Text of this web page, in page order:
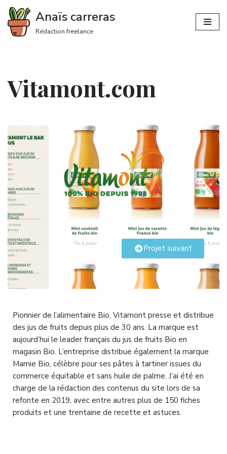
Aller
au
Anaïs carreras
Rédaction freelance
Vitamont.com
Projet suivant
Pionnier de l’alimentaire Bio, Vitamont presse et distribue
des jus de fruits depuis plus de 30 ans. La marque est
aujourd’hui le leader français du jus de fruits Bio en
magasin Bio. L’entreprise distribue également la marque
Mamie Bio, célèbre pour ses pâtes à tartiner issues du
commerce équitable et sans huile de palme. J’ai été en
charge de la rédaction des contenus du site lors de sa
refonte en 2019, avec entre autres plus de 150 fiches
produits et une trentaine de recette et astuces.